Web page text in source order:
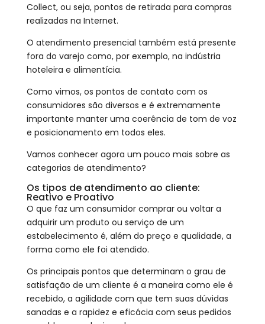
Collect, ou seja, pontos de retirada para compras
realizadas na Internet.
O atendimento presencial também está presente
fora do varejo como, por exemplo, na indústria
hoteleira e alimentícia.
Como vimos, os pontos de contato com os
consumidores são diversos e é extremamente
importante manter uma coerência de tom de voz
e posicionamento em todos eles.
Vamos conhecer agora um pouco mais sobre as
categorias de atendimento?
Os tipos de atendimento ao cliente:
Reativo e Proativo
O que faz um consumidor comprar ou voltar a
adquirir um produto ou serviço de um
estabelecimento é, além do preço e qualidade, a
forma como ele foi atendido.
Os principais pontos que determinam o grau de
satisfação de um cliente é a maneira como ele é
recebido, a agilidade com que tem suas dúvidas
sanadas e a rapidez e eficácia com seus pedidos